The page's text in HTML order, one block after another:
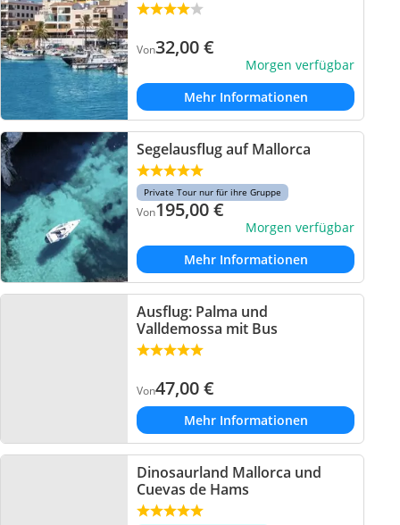
Von32,00€
Morgen verfügbar
Mehr Informationen
Segelausflug auf Mallorca
Private Tour nur für ihre Gruppe
Von195,00€
Morgen verfügbar
Mehr Informationen
Ausflug: Palma und
Valldemossa mit Bus
Von47,00€
Mehr Informationen
Dinosaurland Mallorca und
Cuevas de Hams